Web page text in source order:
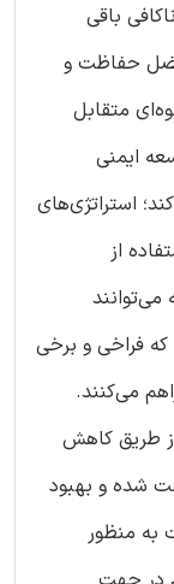
باقی
حفاظت و
متقابل
ایمنی
استراتژی‌های
از
که فراخی و برخی
می‌کنند.
طریق کاهش
شده و بهبود
منظور